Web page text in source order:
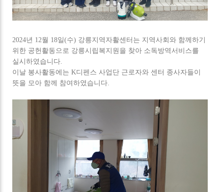
2024년 12월 18일(수) 강릉지역자활센터는 지역사회와 함께하기
위한 공헌활동으로 강릉시립복지원을 찾아 소독방역서비스를
실시하였습니다.
이날 봉사활동에는 K디펜스 사업단 근로자와 센터 종사자들이
뜻을 모아 함께 참여하였습니다.